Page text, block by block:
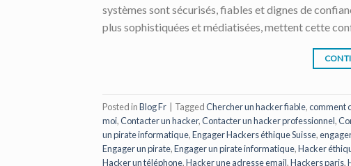
systèmes sont sécurisés, fiables et dignes de
plus sophistiquées et médiatisées, mettent cette
Posted inBlog Fr TaggedChercher un hacker fiable,comment
moi,Contacter un hacker,Contacter un hacker professionnel,
un pirate informatique,Engager Hackers éthique Suisse,
Engager un pirate,Engager un pirate informatique,Hacker
Hacker un téléphone,Hacker une adresse email,Hackers paris,